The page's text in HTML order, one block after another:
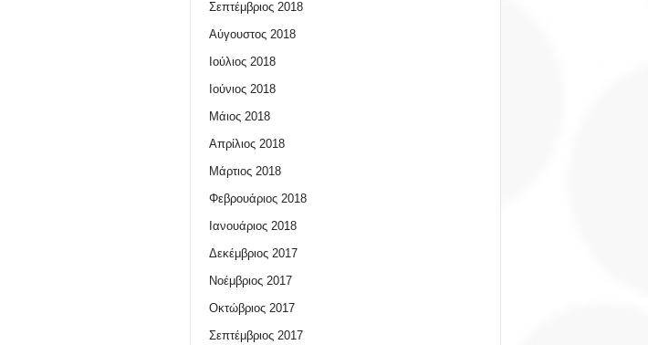
Σεπτέμβριος 2018
Αύγουστος 2018
Ιούλιος 2018
Ιούνιος 2018
Μάιος 2018
Απρίλιος 2018
Μάρτιος 2018
Φεβρουάριος 2018
Ιανουάριος 2018
Δεκέμβριος 2017
Νοέμβριος 2017
Οκτώβριος 2017
Σεπτέμβριος 2017